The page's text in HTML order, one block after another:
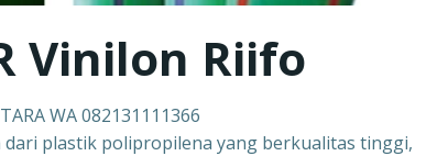
Vinilon Riifo
WA 082131111366
plastik polipropilena yang berkualitas tinggi,